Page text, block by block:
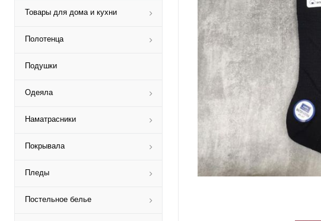
Товары для дома и кухни
Полотенца
Подушки
Одеяла
Наматрасники
Покрывала
Пледы
Постельное белье